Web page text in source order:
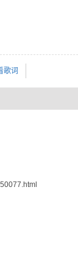
歌词